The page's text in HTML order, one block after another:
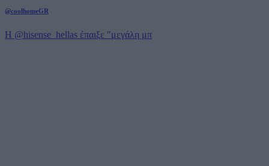
@coolhomeGR
Η @hisense_hellas έπαιξε "μεγάλη μπ